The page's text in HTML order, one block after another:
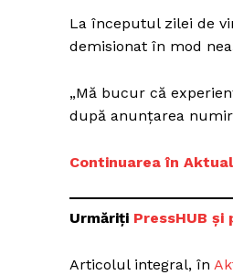
La începutul zilei de
demisionat în mod
„Mă bucur că
după anunțarea
Continuarea în
Urmăriți PressHUB și
Articolul integral, în